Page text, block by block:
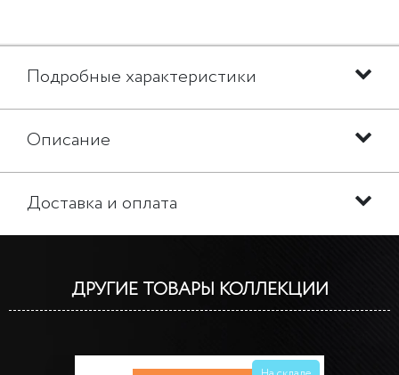
Подробные характеристики
Описание
Доставка и оплата
ДРУГИЕ ТОВАРЫ КОЛЛЕКЦИИ